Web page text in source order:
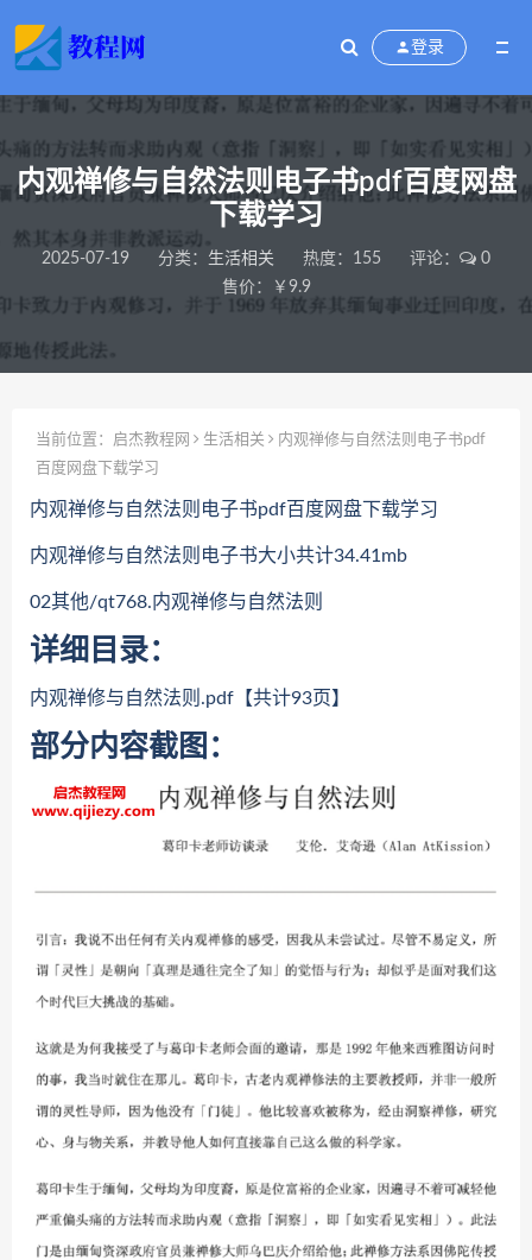
登录
内观禅修与自然法则电子书pdf百度网盘
下载学习
2025-07-19 分类： 生活相关 热度：155 评论：
0
售价：￥9.9
当前位置： 启杰教程网 生活相关
内观禅修与自然法则电子书pdf
百度网盘下载学习
内观禅修与自然法则电子书pdf百度网盘下载学习
内观禅修与自然法则电子书大小共计34.41mb
02其他/qt768.内观禅修与自然法则
详细目录：
内观禅修与自然法则.pdf【共计93页】
部分内容截图：